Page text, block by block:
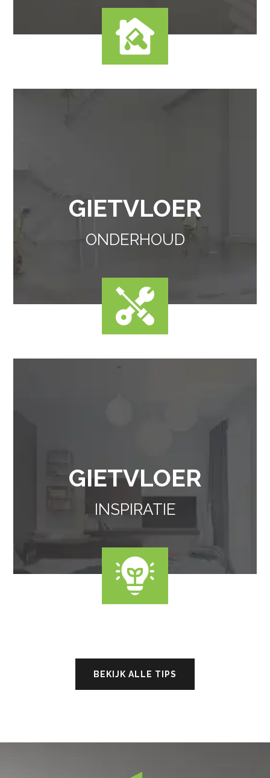
GIETVLOER
ONDERHOUD
GIETVLOER
INSPIRATIE
BEKIJK ALLE TIPS